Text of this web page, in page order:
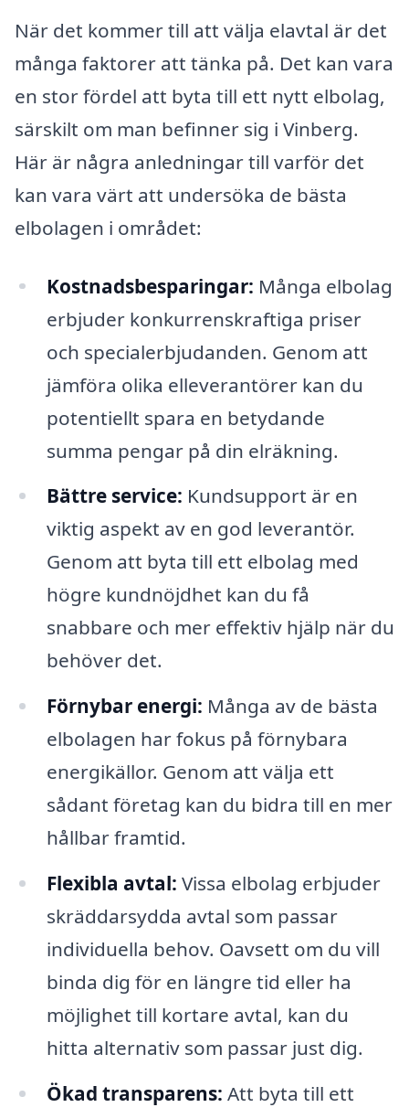
När det kommer till att välja elavtal är det
många faktorer att tänka på. Det kan vara
en stor fördel att byta till ett nytt elbolag,
särskilt om man befinner sig i Vinberg.
Här är några anledningar till varför det
kan vara värt att undersöka de bästa
elbolagen i området:
Kostnadsbesparingar: Många elbolag
erbjuder konkurrenskraftiga priser
och specialerbjudanden. Genom att
jämföra olika elleverantörer kan du
potentiellt spara en betydande
summa pengar på din elräkning.
Bättre service: Kundsupport är en
viktig aspekt av en god leverantör.
Genom att byta till ett elbolag med
högre kundnöjdhet kan du få
snabbare och mer effektiv hjälp när du
behöver det.
Förnybar energi: Många av de bästa
elbolagen har fokus på förnybara
energikällor. Genom att välja ett
sådant företag kan du bidra till en mer
hållbar framtid.
Flexibla avtal: Vissa elbolag erbjuder
skräddarsydda avtal som passar
individuella behov. Oavsett om du vill
binda dig för en längre tid eller ha
möjlighet till kortare avtal, kan du
hitta alternativ som passar just dig.
Ökad transparens: Att byta till ett